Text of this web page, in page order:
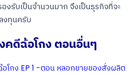
งรับเป็นจำนวนมาก จึงเป็นธุรกิจที่จะ
งทุนครับ
คดีฉ้อโกง ตอนอื่นๆ
โกง EP 1 -ตอน หลอกขายของสั่งผลิต
Phone